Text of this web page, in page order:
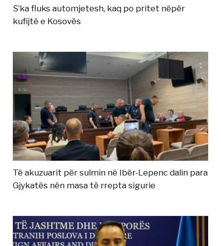
S’ka fluks automjetesh, kaq po pritet nëpër
kufijtë e Kosovës
Të akuzuarit për sulmin në Ibër-Lepenc dalin para
Gjykatës nën masa të rrepta sigurie